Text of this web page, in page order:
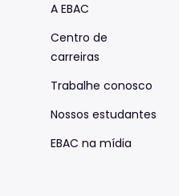
A EBAC
Centro de
carreiras
Trabalhe conosco
Nossos estudantes
EBAC na mídia